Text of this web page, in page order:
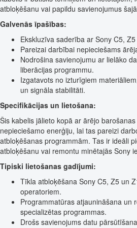
atbloķēšanu vai papildu savienojumus
Galvenās īpašības:
Ekskluzīva saderība ar Sony C5,
Pareizai darbībai nepieciešams
Nodrošina savienojumu ar lielāko
liberācijas programmu.
Izgatavots no izturīgiem
un signāla stabilitāti.
Specifikācijas un lietošana:
Šis kabelis jālieto kopā ar ārējo
nepieciešamo enerģiju, lai tas pareizi
atbloķēšanas programmām. Tas ir ideāli
atbloķēšanu vai remontu minētajās Sony
Tipiski lietošanas gadījumi:
Tīkla atbloķēšana Sony C5, Z5 un
operatoriem.
Programmatūras atjaunināšana un
specializētas programmas.
Drošs savienojums datu